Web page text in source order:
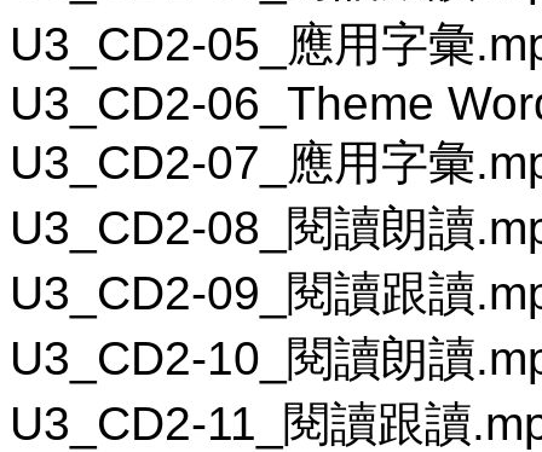
U3_CD2-05_應用字彙
U3_CD2-06_Theme
U3_CD2-07_應用字彙
U3_CD2-08_閱讀朗讀
U3_CD2-09_閱讀跟讀
U3_CD2-10_閱讀朗讀
U3_CD2-11_閱讀跟讀